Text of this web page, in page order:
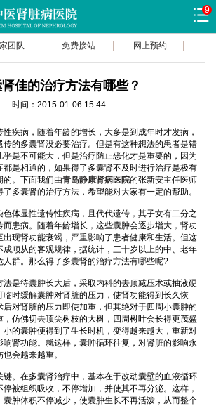
9
团队 免费接站 网上预约
佳的治疗方法有哪些？
时间：2015-01-06 15:44
病，随着年龄的增长，大多是到成年时才发病，
传的多囊肾没必要治疗。但是有这种想法的患者是错
是不可能大，但是治疗防止恶化才是重要的，因为
都是相通的，如果得了多囊肾不及时进行治疗是极有
的。下面我们由青岛静康肾病医院的张新安主任医师
多囊肾的治疗方法，希望能对大家有一定的帮助。
显性遗传性疾病，且代代遗传，其子女有二分之
患病。随着年龄增长，这些囊肿会逐步增大，肾功
出现肾功能衰竭，严重影响了患者健康和生活。但这
成顺从的客观规律，据统计，三十岁以上的中、老年
人群。那么得了多囊肾的治疗方法有哪些呢?
是待囊肿长大后，采取内科的去顶减压术或抽液硬
临时缓解囊肿对肾脏的压力，使肾功能得到长久恢
对肾脏的压力即使加重，但其绝对于四周小囊肿的
仿佛切去顶尖树枝的大树，四周树叶会长得更茂盛
小的囊肿便得到了生长时机，变得越来越大，重新对
肾功能。就这样，囊肿循环往复，对肾脏的影响永
会越来越重。
。在多囊肾治疗中，基本在于改动囊壁的血液循环
被组织吸收，不停增加，并使其不再分泌。这样，
囊肿体积不停减少，使囊肿生长不再活泼，从而整个